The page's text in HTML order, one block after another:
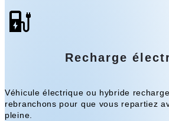
Recharge
Véhicule électrique ou hybride
rebranchons pour que vous repartiez
pleine.